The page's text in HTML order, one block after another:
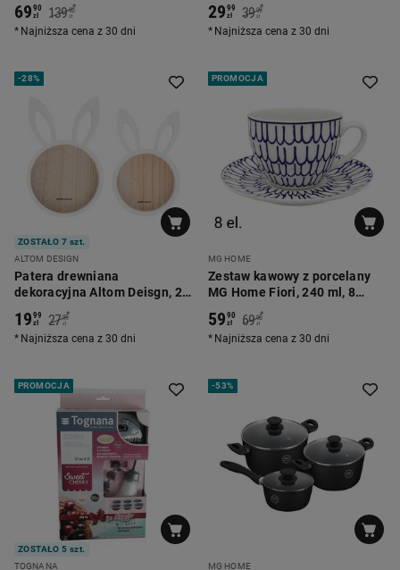
6990
zł 139 00
zł
*
Najniższa cena z 30 dni
2999
zł 39 99
zł
*
Najniższa cena z 30 dni
-28%
ZOSTAŁO 7 szt.
ALTOM DESIGN
Patera drewniana
dekoracyjna Altom Deisgn, 2
sztuki, z uszami królika
1999
zł 27 99
zł
*
Najniższa cena z 30 dni
PROMOCJA
MG HOME
Zestaw kawowy z porcelany
MG Home Fiori, 240 ml, 8
elementów
5990
zł 69 90
zł
*
Najniższa cena z 30 dni
PROMOCJA
ZOSTAŁO 5 szt.
TOGNANA
-53%
MG HOME